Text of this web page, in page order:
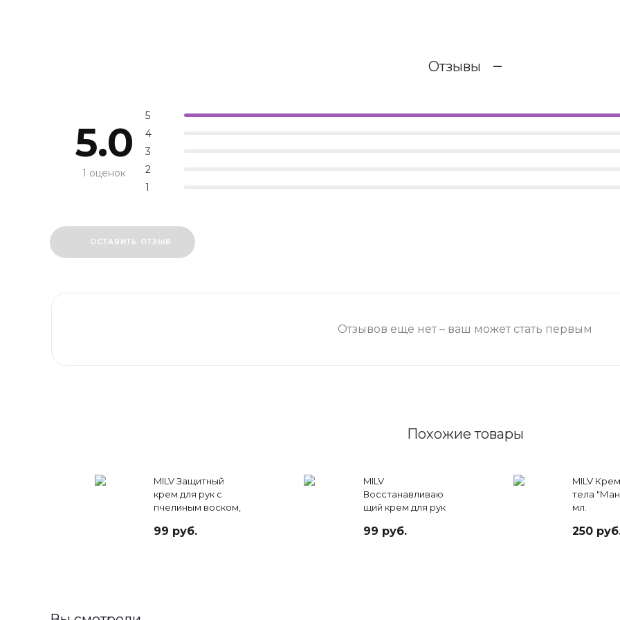
Отзывы
5.0
1 оценок
5
4
3
2
1
ОСТАВИТЬ ОТЗЫВ
Отзывов ещё нет – ваш может стать первым
Похожие товары
MILV Защитный
крем для рук с
пчелиным воском,
99 руб.
MILV
Восстанавливаю
щий крем для рук
МОЛОЧНЫЕ
99 руб.
MILV
тела
мл.
250